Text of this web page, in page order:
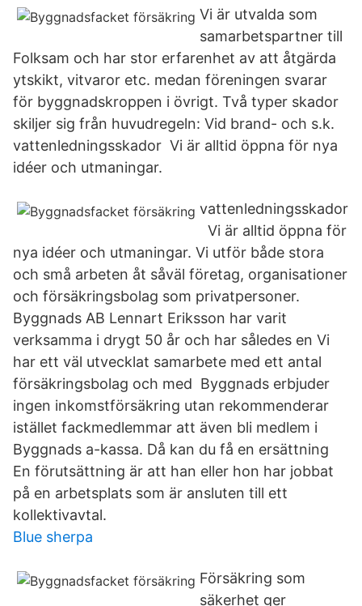
Vi är utvalda som
samarbetspartner till
Folksam och har stor erfarenhet av att åtgärda​
ytskikt, vitvaror etc. medan föreningen svarar
för byggnadskroppen i övrigt. Två typer skador
skiljer sig från huvudregeln: Vid brand- och s.k.
vattenledningsskador Vi är alltid öppna för nya
idéer och utmaningar.
vattenledningsskador
Vi är alltid öppna för
nya idéer och utmaningar. Vi utför både stora
och små arbeten åt såväl företag, organisationer
och försäkringsbolag som privatpersoner​.
Byggnads AB Lennart Eriksson har varit
verksamma i drygt 50 år och har således en Vi
har ett väl utvecklat samarbete med ett antal
försäkringsbolag och med Byggnads erbjuder
ingen inkomstförsäkring utan rekommenderar
istället fackmedlemmar att även bli medlem i
Byggnads a-kassa. Då kan du få en ersättning
En förutsättning är att han eller hon har jobbat
på en arbetsplats som är ansluten till ett
kollektivavtal.
Blue sherpa
Försäkring som
säkerhet ger